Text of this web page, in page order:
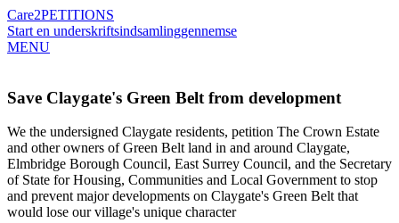
Care2PETITIONS
Start en underskriftsindsamlinggennemse
MENU
Save Claygate's Green Belt from development
We the undersigned Claygate residents, petition The Crown Estate
and other owners of Green Belt land in and around Claygate,
Elmbridge Borough Council, East Surrey Council, and the Secretary
of State for Housing, Communities and Local Government to stop
and prevent major developments on Claygate's Green Belt that
would lose our village's unique character